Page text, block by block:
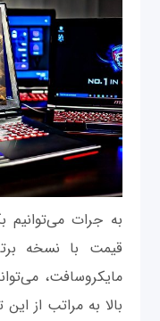
به جرات
مایکروسافت،
بالا به مراتب از